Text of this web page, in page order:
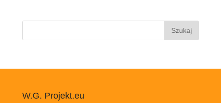
Szukaj:
W.G. Projekt.eu